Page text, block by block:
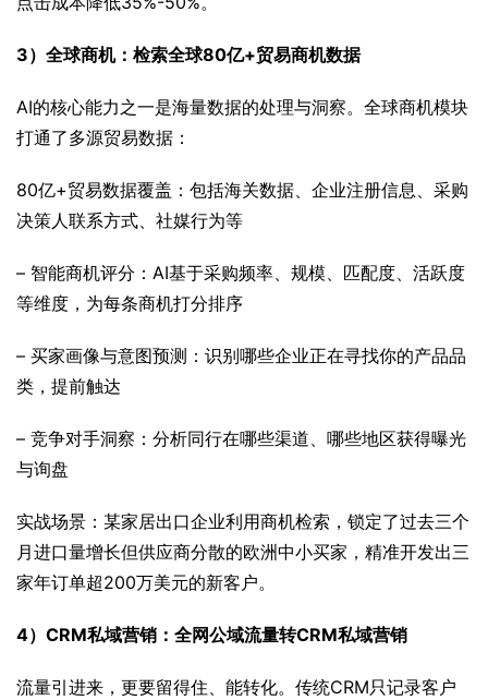
3）全球商机：检索全球80亿+贸易商机数据
AI的核心能力之一是海量数据的处理与洞察。全球商机模块
打通了多源贸易数据：
80亿+贸易数据覆盖：包括海关数据、企业注册信息、采购
决策人联系方式、社媒行为等
– 智能商机评分：AI基于采购频率、规模、匹配度、活跃度
等维度，为每条商机打分排序
– 买家画像与意图预测：识别哪些企业正在寻找你的产品品
类，提前触达
– 竞争对手洞察：分析同行在哪些渠道、哪些地区获得曝光
与询盘
实战场景：某家居出口企业利用商机检索，锁定了过去三个
月进口量增长但供应商分散的欧洲中小买家，精准开发出三
家年订单超200万美元的新客户。
4）CRM私域营销：全网公域流量转CRM私域营销
流量引进来，更要留得住、能转化。传统CRM只记录客户